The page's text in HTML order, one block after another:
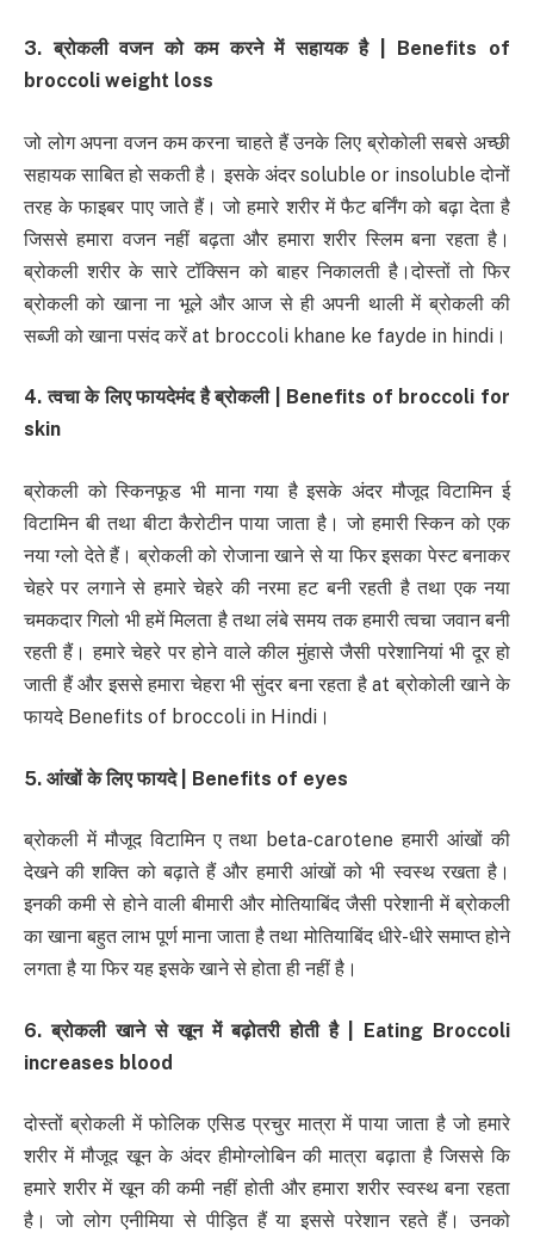
3. ब्रोकली वजन को कम करने में सहायक है | Benefits of
broccoli weight loss
जो लोग अपना वजन कम करना चाहते हैं उनके लिए ब्रोकोली सबसे अच्छी
सहायक साबित हो सकती है। इसके अंदर soluble or insoluble दोनों
तरह के फाइबर पाए जाते हैं। जो हमारे शरीर में फैट बर्निंग को बढ़ा देता है
जिससे हमारा वजन नहीं बढ़ता और हमारा शरीर स्लिम बना रहता है।
ब्रोकली शरीर के सारे टॉक्सिन को बाहर निकालती है।दोस्तों तो फिर
ब्रोकली को खाना ना भूले और आज से ही अपनी थाली में ब्रोकली की
सब्जी को खाना पसंद करें at broccoli khane ke fayde in hindi।
4. त्वचा के लिए फायदेमंद है ब्रोकली | Benefits of broccoli for
skin
ब्रोकली को स्किनफूड भी माना गया है इसके अंदर मौजूद विटामिन ई
विटामिन बी तथा बीटा कैरोटीन पाया जाता है। जो हमारी स्किन को एक
नया ग्लो देते हैं। ब्रोकली को रोजाना खाने से या फिर इसका पेस्ट बनाकर
चेहरे पर लगाने से हमारे चेहरे की नरमा हट बनी रहती है तथा एक नया
चमकदार गिलो भी हमें मिलता है तथा लंबे समय तक हमारी त्वचा जवान बनी
रहती हैं। हमारे चेहरे पर होने वाले कील मुंहासे जैसी परेशानियां भी दूर हो
जाती हैं और इससे हमारा चेहरा भी सुंदर बना रहता है at ब्रोकोली खाने के
फायदे Benefits of broccoli in Hindi।
5. आंखों के लिए फायदे | Benefits of eyes
ब्रोकली में मौजूद विटामिन ए तथा beta-carotene हमारी आंखों की
देखने की शक्ति को बढ़ाते हैं और हमारी आंखों को भी स्वस्थ रखता है।
इनकी कमी से होने वाली बीमारी और मोतियाबिंद जैसी परेशानी में ब्रोकली
का खाना बहुत लाभ पूर्ण माना जाता है तथा मोतियाबिंद धीरे-धीरे समाप्त होने
लगता है या फिर यह इसके खाने से होता ही नहीं है।
6. ब्रोकली खाने से खून में बढ़ोतरी होती है | Eating Broccoli
increases blood
दोस्तों ब्रोकली में फोलिक एसिड प्रचुर मात्रा में पाया जाता है जो हमारे
शरीर में मौजूद खून के अंदर हीमोग्लोबिन की मात्रा बढ़ाता है जिससे कि
हमारे शरीर में खून की कमी नहीं होती और हमारा शरीर स्वस्थ बना रहता
है। जो लोग एनीमिया से पीड़ित हैं या इससे परेशान रहते हैं। उनको